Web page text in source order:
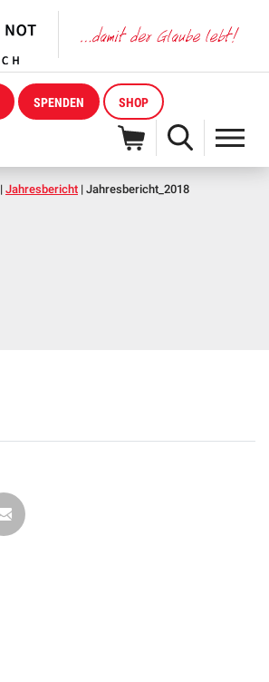
SPENDEN SHOP
| Jahresbericht | Jahresbericht_2018